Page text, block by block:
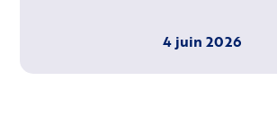
4 juin 2026